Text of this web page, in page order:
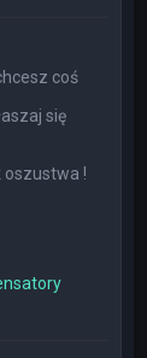
coś
się
oszustwa !